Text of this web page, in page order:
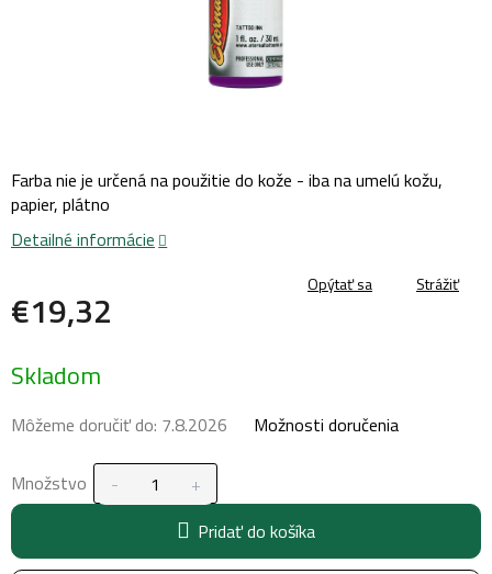
€19,32
cena:
Skladom
Môžeme doručiť do: 7.8.2026 Možnosti doručenia
Množstvo
Pridať do košíka
Farba nie je určená na použitie do kože - iba na umelú kožu,
papier, plátno
Detailné informácie
Opýtať sa Strážiť